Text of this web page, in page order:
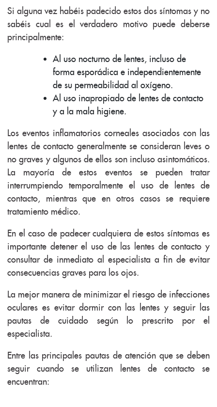
Si alguna vez habéis padecido estos dos síntomas y no
sabéis cual es el verdadero motivo puede deberse
principalmente:
Al uso nocturno de lentes, incluso de
forma esporádica e independientemente
de su permeabilidad al oxígeno.
Al uso inapropiado de lentes de contacto
y a la mala higiene.
Los eventos inflamatorios corneales asociados con las
lentes de contacto generalmente se consideran leves o
no graves y algunos de ellos son incluso asintomáticos.
La mayoría de estos eventos se pueden tratar
interrumpiendo temporalmente el uso de lentes de
contacto, mientras que en otros casos se requiere
tratamiento médico.
En el caso de padecer cualquiera de estos síntomas es
importante detener el uso de las lentes de contacto y
consultar de inmediato al especialista a fin de evitar
consecuencias graves para los ojos.
La mejor manera de minimizar el riesgo de infecciones
oculares es evitar dormir con las lentes y seguir las
pautas de cuidado según lo prescrito por el
especialista.
Entre las principales pautas de atención que se deben
seguir cuando se utilizan lentes de contacto se
encuentran: